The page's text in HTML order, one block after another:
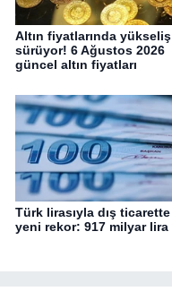
Altın fiyatlarında yükseliş
sürüyor! 6 Ağustos 2026
güncel altın fiyatları
Türk lirasıyla dış ticarette
yeni rekor: 917 milyar lira